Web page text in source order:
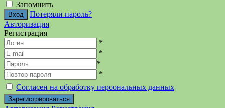
Запомнить
Потеряли пароль?
Авторизация
Регистрация
*
*
*
*
Согласен на обработку персональных данных